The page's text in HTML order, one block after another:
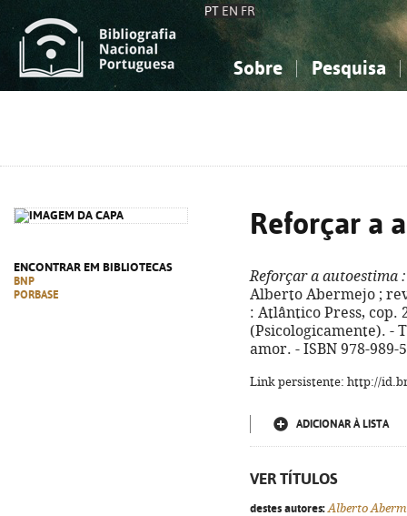
PT EN FR
Sobre Pesquisa
ENCONTRAR EM BIBLIOTECAS
BNP
PORBASE
Reforçar a
Reforçar a autoestima
Alberto Abermejo ;
: Atlântico Press, cop.
(Psicologicamente). -
amor. - ISBN 978-989-
Link persistente: http://
ADICIONAR À LISTA
VER TÍTULOS
destes autores: Alberto